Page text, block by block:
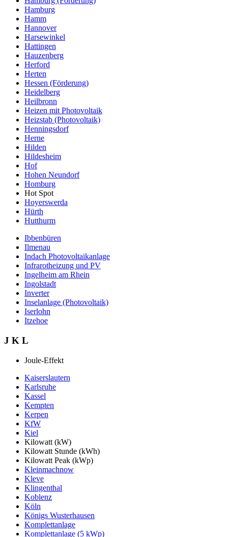
Hamburg
Hamm
Hannover
Harsewinkel
Hattingen
Hauzenberg
Herford
Herten
Hessen (Förderung)
Heidelberg
Heilbronn
Heizen mit Photovoltaik
Heizstab (Photovoltaik)
Henningsdorf
Herne
Hilden
Hildesheim
Hof
Hohen Neundorf
Homburg
Hot Spot
Hoyerswerda
Hürth
Hutthurm
Ibbenbüren
Ilmenau
Indach Photovoltaikanlage
Infrarotheizung und PV
Ingelheim am Rhein
Ingolstadt
Inverter
Inselanlage (Photovoltaik)
Iserlohn
Itzehoe
J K L
Joule-Effekt
Kaiserslautern
Karlsruhe
Kassel
Kempten
Kerpen
KfW
Kiel
Kilowatt (kW)
Kilowatt Stunde (kWh)
Kilowatt Peak (kWp)
Kleinmachnow
Kleve
Klingenthal
Koblenz
Köln
Königs Wusterhausen
Komplettanlage
Komplettanlage (5 kWp)